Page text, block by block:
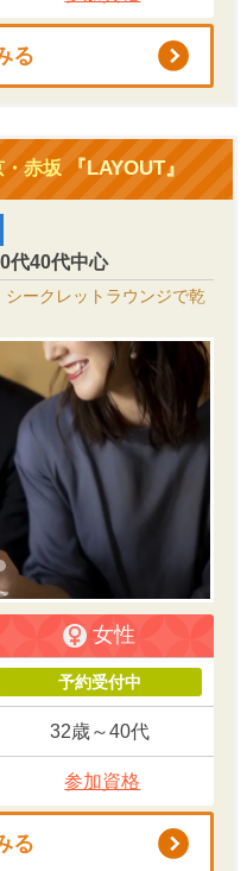
る
・赤坂『LAYOUT』
代40代中心
シークレットラウンジで乾
女性
予約受付中
32歳～40代
参加資格
る